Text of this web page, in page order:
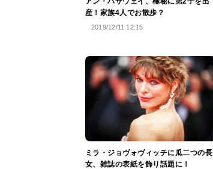
産！家族4人でお散歩？
2019/12/11 12:15
ミラ・ジョヴォヴィッチに瓜二つの長
女、雑誌の表紙を飾り話題に！